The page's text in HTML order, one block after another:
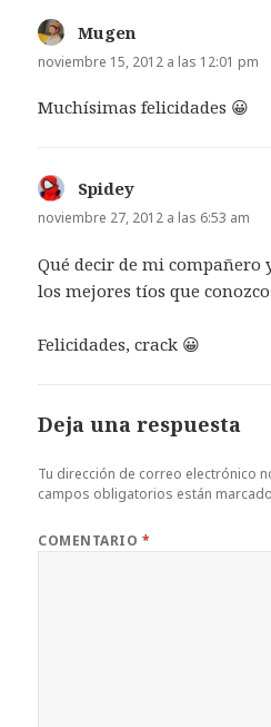
Mugen
noviembre 15, 2012 a las 12:01 pm
Muchísimas felicidades 😀
Spidey
noviembre 27, 2012 a las 6:53 am
Qué decir de mi compañero
los mejores tíos que
Felicidades, crack 😀
Deja una respuesta
Tu dirección de correo electrónico
campos obligatorios están
COMENTARIO *